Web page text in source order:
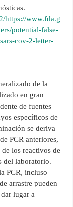
https://www.fda.g
potential-false-
cov-2-letter-
de la
en gran
de fuentes
específicos de
se deriva
PCR anteriores,
los reactivos de
del laboratorio.
PCR, incluso
arrastre pueden
lugar a